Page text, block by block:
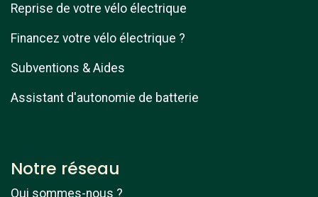
Reprise de votre vélo électrique
Financez votre vélo électrique ?
Subventions & Aides
Assistant d'autonomie de batterie
Notre réseau
Qui sommes-nous ?